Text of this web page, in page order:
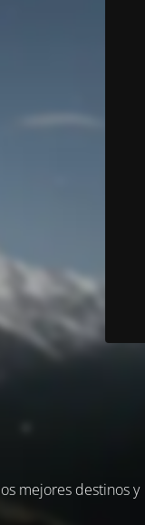
mejores destinos y